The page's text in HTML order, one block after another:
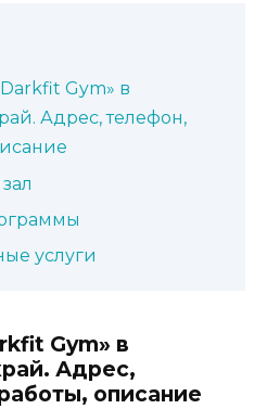
Gym» в
Адрес, телефон,
услуги
Gym» в
Адрес,
описание